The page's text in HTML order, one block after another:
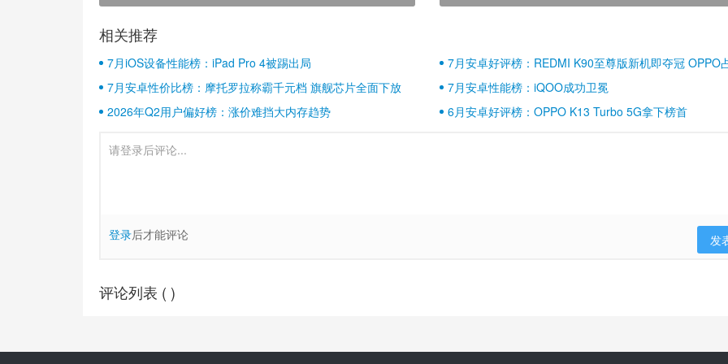
相关推荐
7月iOS设备性能榜：iPad Pro 4被踢出局
7月安卓好评榜：REDMI K90至尊版新机即夺冠 OPPO
壁江山
7月安卓性价比榜：摩托罗拉称霸千元档 旗舰芯片全面下放
7月安卓性能榜：iQOO成功卫冕
2026年Q2用户偏好榜：涨价难挡大内存趋势
6月安卓好评榜：OPPO K13 Turbo 5G拿下榜首
登录后才能评论 发
评论列表 ( )